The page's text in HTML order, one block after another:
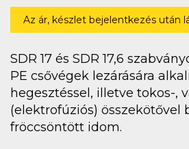
Az ár, készlet bejelentkezés után
SDR 17 és SDR 17,6
PE csővégek lezárására
hegesztéssel, illetve tokos-,
(elektrofúziós) összekötővel
fröccsöntött idom.